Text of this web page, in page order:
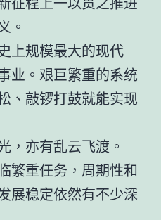
。
上规模最大的现代
业。艰巨繁重的系统
、敲锣打鼓就能实现
，亦有乱云飞渡。
繁重任务，周期性和
展稳定依然有不少深